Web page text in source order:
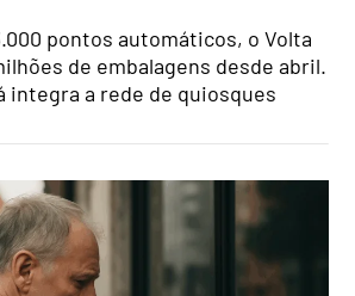
pontos automáticos, o Volta
de embalagens desde abril.
integra a rede de quiosques